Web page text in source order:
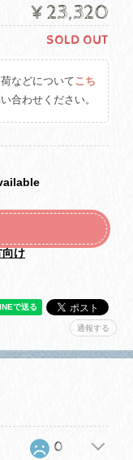
¥23,320
SOLD OUT
などについてこち
合わせください。
向け
通報する
0